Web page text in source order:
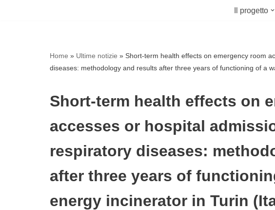
Il progetto
Home » Ultime notizie » Short-term health effects on emergency room
diseases: methodology and results after three years of functioning of a
Short-term health effects on
accesses or hospital
respiratory diseases:
after three years of
energy incinerator in Turin